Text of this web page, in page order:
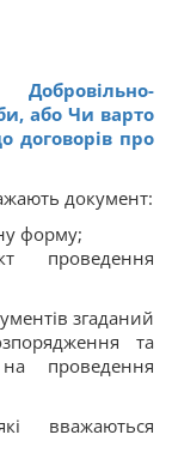
Добровільно-
або Чи варто
договорів про
документ:
форму;
проведення
згаданий
та
на проведення
вважаються